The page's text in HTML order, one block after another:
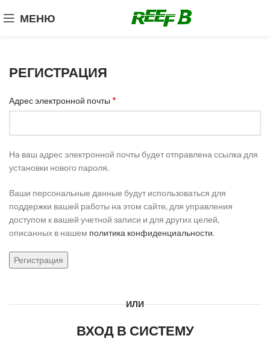
МЕНЮ
РЕГИСТРАЦИЯ
Адрес электронной почты *
На ваш адрес электронной почты будет отправлена ссылка для
установки нового пароля.
Ваши персональные данные будут использоваться для
поддержки вашей работы на этом сайте, для управления
доступом к вашей учетной записи и для других целей,
описанных в нашем политика конфиденциальности.
Регистрация
ИЛИ
ВХОД В СИСТЕМУ